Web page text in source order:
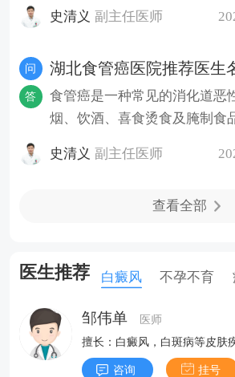
史清义 副主任医师
问 湖北食管癌医院推荐医生
答
食管癌是一种常见的消化道恶
烟、饮酒、喜食烫食及腌制食
史清义 副主任医师
查看全部
医生推荐 白癜风 不孕不育
邹伟单
医师
擅长：白癜风，白斑病等皮肤
咨询 挂号